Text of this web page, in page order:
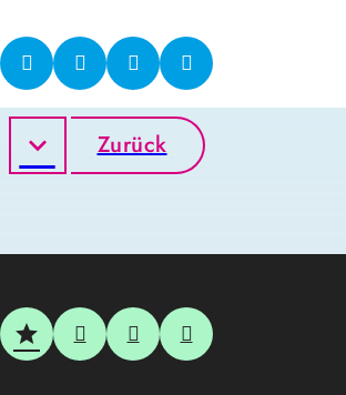
Zurück